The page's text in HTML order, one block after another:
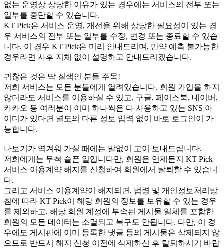
없는 운영상 상당한 이유가 있는 경우에는 서비스의 전부 또는
일부를 중단할 수 있습니다.
KT Pick은 서비스 운영, 개선을 위해 상당한 필요성이 있는 경
우 서비스의 전부 또는 일부를 수정, 변경 또는 종료할 수 있습
니다. 이 경우 KT Pick은 미리 안내드리며, 만약 예측 불가능한
경우라면 사후 지체 없이 설명하고 안내드리겠습니다.
귀찮은 것은 딱 질색인 분들 주목!
저희 서비스는 모든 분들에게 열려있습니다. 회원 가입을 하지
않더라도 서비스를 이용하실 수 있고, 구글, 페이스북, 네이버,
카카오 등 여러분이 이미 하나씩은 다 사용하고 있는 SNS 아
이디가 있다면 별도의 다른 정보 입력 없이 바로 로그인이 가
능합니다.
나보기가 역겨워 가실 때에는 말없이 고이 보내드립니다.
저희에게는 무척 슬픈 일입니다만, 회원은 언제든지 KT Pick
서비스 이용계약 해지를 신청하여 회원에서 탈퇴할 수 있습니
다.
그리고 서비스 이용계약이 해지되면, 법령 및 개인정보처리방
침에 따라 KT Pick이 해당 회원의 정보를 보유할 수 있는 경우
를 제외하고, 해당 회원 계정에 부속된 게시물 일체를 포함한
회원의 모든 데이터는 소멸되고 복구도 안됩니다. 다만, 이 경
우에도 게시판에 이미 등록한 댓글 등의 게시물은 삭제되지 않
으므로 반드시 해지 신청 이전에 삭제하신 후 탈퇴하시기 바랍